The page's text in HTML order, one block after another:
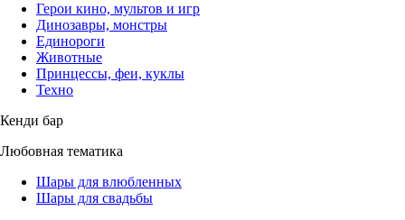
Герои кино, мультов и игр
Динозавры, монстры
Единороги
Животные
Принцессы, феи, куклы
Техно
Кенди бар
Любовная тематика
Шары для влюбленных
Шары для свадьбы